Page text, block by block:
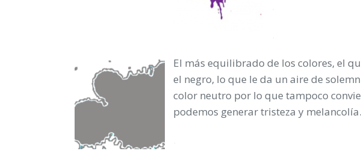
El más equilibrado de los colores, el
el negro, lo que le da un aire de
color neutro por lo que tampoco
podemos generar tristeza y melancolía.